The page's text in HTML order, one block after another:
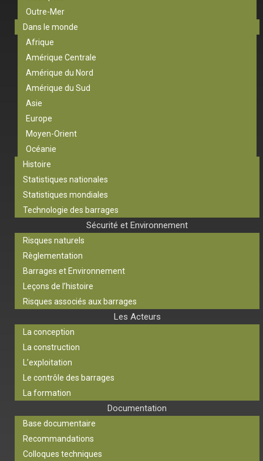
Outre-Mer
Dans le monde
Afrique
Amérique Centrale
Amérique du Nord
Amérique du Sud
Asie
Europe
Moyen-Orient
Océanie
Histoire
Statistiques nationales
Statistiques mondiales
Technologie des barrages
Sécurité et Environnement
Risques naturels
Règlementation
Barrages et Environnement
Leçons de l’histoire
Risques associés aux barrages
Les Acteurs
La conception
La construction
L’exploitation
Le contrôle des barrages
La formation
Documentation
Base documentaire
Recommandations
Colloques techniques